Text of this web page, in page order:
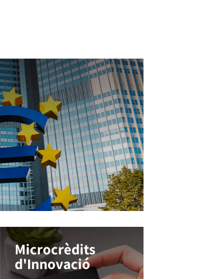
Microcrèdits
d'Innovació